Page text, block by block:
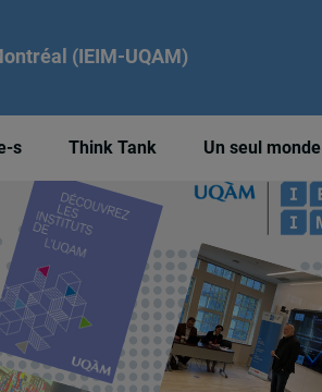
(IEIM-UQAM)
s Think Tank Un seul monde